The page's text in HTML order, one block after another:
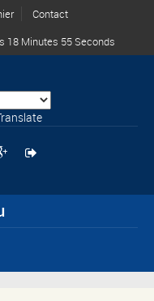
Contact
18 Minutes 55 Seconds